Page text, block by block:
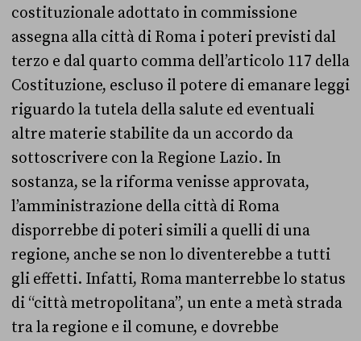
costituzionale adottato in commissione
assegna alla città di Roma i poteri previsti dal
terzo e dal quarto comma dell’articolo 117 della
Costituzione, escluso il potere di emanare leggi
riguardo la tutela della salute ed eventuali
altre materie stabilite da un accordo da
sottoscrivere con la Regione Lazio. In
sostanza, se la riforma venisse approvata,
l’amministrazione della città di Roma
disporrebbe di poteri simili a quelli di una
regione, anche se non lo diventerebbe a tutti
gli effetti. Infatti, Roma manterrebbe lo status
di “città metropolitana”, un ente a metà strada
tra la regione e il comune, e dovrebbe